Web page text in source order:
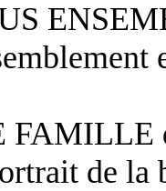
FAMILLE
de la